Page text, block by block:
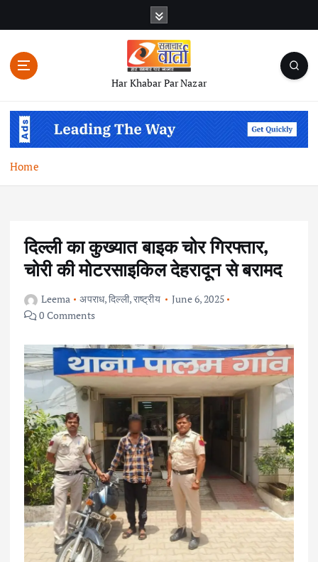
n
Har Khabar Par Nazar
Home
दिल्ली का कुख्यात बाइक चोर गिरफ्तार,
चोरी की मोटरसाइकिल देहरादून से बरामद
Leema अपराध,दिल्ली,राष्ट्रीय
June 6, 2025
0 Comments